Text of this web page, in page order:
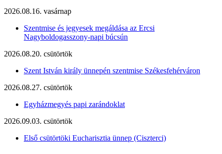
2026.08.16. vasárnap
Szentmise és jegyesek megáldása az Ercsi
Nagyboldogasszony-napi búcsún
2026.08.20. csütörtök
Szent István király ünnepén szentmise Székesfehérváron
2026.08.27. csütörtök
Egyházmegyés papi zarándoklat
2026.09.03. csütörtök
Első csütörtöki Eucharisztia ünnep (Ciszterci)